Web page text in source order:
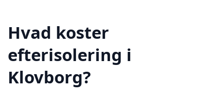
Hvad koster
efterisolering i
Klovborg?